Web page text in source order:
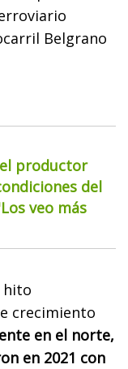
Belgrano
productor
del
veo más
hito
crecimiento
en el norte,
en 2021 con